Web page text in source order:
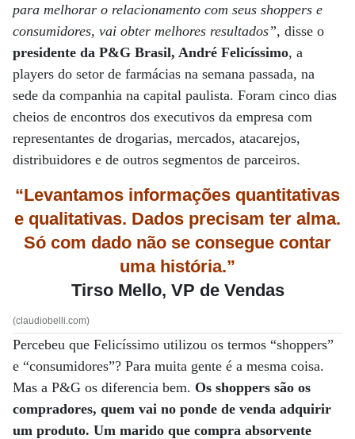
para melhorar o relacionamento com seus shoppers e
consumidores, vai obter melhores resultados”, disse o
presidente da P&G Brasil, André Felicíssimo, a
players do setor de farmácias na semana passada, na
sede da companhia na capital paulista. Foram cinco dias
cheios de encontros dos executivos da empresa com
representantes de drogarias, mercados, atacarejos,
distribuidores e de outros segmentos de parceiros.
“Levantamos informações quantitativas
e qualitativas. Dados precisam ter alma.
Só com dado não se consegue contar
uma história.”
Tirso Mello, VP de Vendas
(claudiobelli.com)
Percebeu que Felicíssimo utilizou os termos “shoppers”
e “consumidores”? Para muita gente é a mesma coisa.
Mas a P&G os diferencia bem. Os shoppers são os
compradores, quem vai no ponde de venda adquirir
um produto. Um marido que compra absorvente